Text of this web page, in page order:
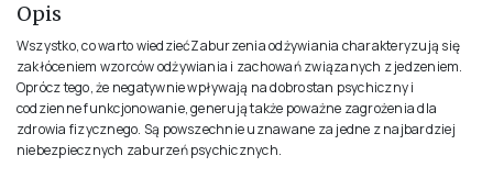
Opis
Wszystko, co warto wiedziećZaburzenia odżywiania charakteryzują się
zakłóceniem wzorców odżywiania i zachowań związanych z jedzeniem.
Oprócz tego, że negatywnie wpływają na dobrostan psychiczny i
codzienne funkcjonowanie, generują także poważne zagrożenia dla
zdrowia fizycznego. Są powszechnie uznawane za jedne z najbardziej
niebezpiecznych zaburzeń psychicznych.